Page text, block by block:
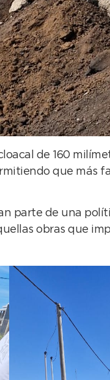
de 160
que más
parte de una
obras que